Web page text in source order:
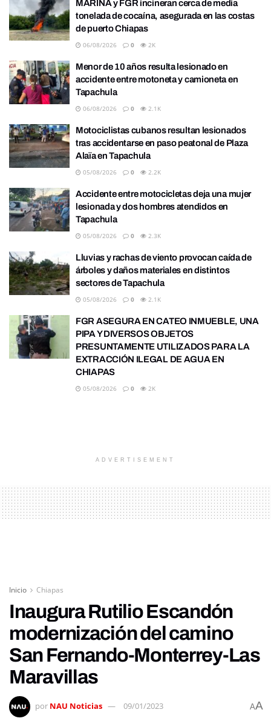
MARINA y FGR incineran cerca de media
tonelada de cocaína, asegurada en las costas
de puerto Chiapas
06/08/2026 0 2K
Menor de 10 años resulta lesionado en
accidente entre motoneta y camioneta en
Tapachula
06/08/2026 0 2.1K
Motociclistas cubanos resultan lesionados
tras accidentarse en paso peatonal de Plaza
Alaïa en Tapachula
05/08/2026 0 2.2K
Accidente entre motocicletas deja una mujer
lesionada y dos hombres atendidos en
Tapachula
05/08/2026 0 2.3K
Lluvias y rachas de viento provocan caída de
árboles y daños materiales en distintos
sectores de Tapachula
05/08/2026 0 2.1K
FGR ASEGURA EN CATEO INMUEBLE, UNA
PIPA Y DIVERSOS OBJETOS
PRESUNTAMENTE UTILIZADOS PARA LA
EXTRACCIÓN ILEGAL DE AGUA EN
CHIAPAS
05/08/2026 0 2K
ADVERTISEMENT
Inicio Chiapas
Inaugura Rutilio Escandón
modernización del camino
San Fernando-Monterrey-Las
Maravillas
por NAU Noticias 09/01/2023 AA